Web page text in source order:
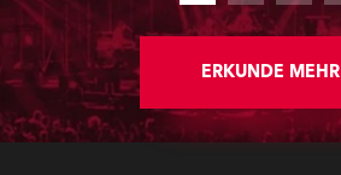
sensation, Jakov Jozinović.
ERKUNDE MEHR